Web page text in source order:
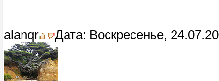
alanqr Дата: Воскресенье,